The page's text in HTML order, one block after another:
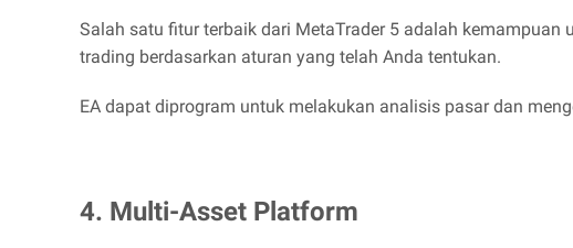
Salah satu fitur terbaik dari MetaTrader 5 adalah
trading berdasarkan aturan yang telah Anda tentukan.
EA dapat diprogram untuk melakukan analisis pasar dan
4. Multi-Asset Platform